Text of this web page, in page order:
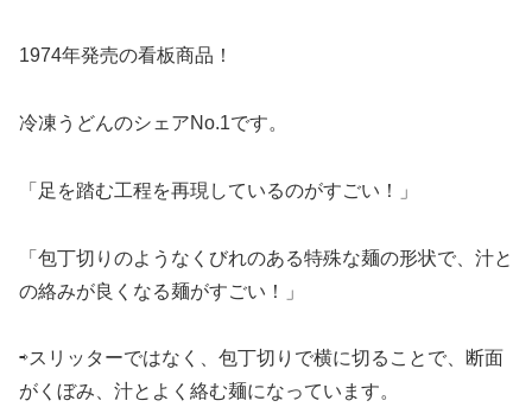
1974年発売の看板商品！
冷凍うどんのシェアNo.1です。
「足を踏む工程を再現しているのがすごい！」
「包丁切りのようなくびれのある特殊な麺の形状で、汁と
の絡みが良くなる麺がすごい！」
⇨スリッターではなく、包丁切りで横に切ることで、断面
がくぼみ、汁とよく絡む麺になっています。